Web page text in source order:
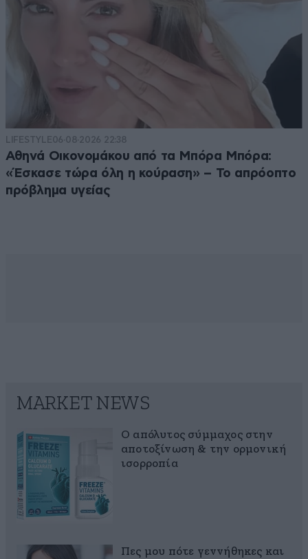
LIFESTYLE06·08·2026 22:38
Αθηνά Οικονομάκου από τα Μπόρα Μπόρα:
«Έσκασε τώρα όλη η κούραση» – Το απρόοπτο
πρόβλημα υγείας
MARKET NEWS
Ο απόλυτος σύμμαχος στην
αποτοξίνωση & την ορμονική
ισορροπία
Πες μου πότε γεννήθηκες και